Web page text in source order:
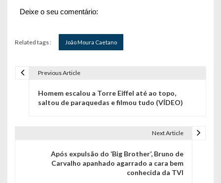
Deixe o seu comentário:
Related tags : João Moura Caetano
Previous Article
Homem escalou a Torre Eiffel até ao topo,
saltou de paraquedas e filmou tudo (VÍDEO)
Next Article
Após expulsão do ‘Big Brother’, Bruno de
Carvalho apanhado agarrado a cara bem
conhecida da TVI